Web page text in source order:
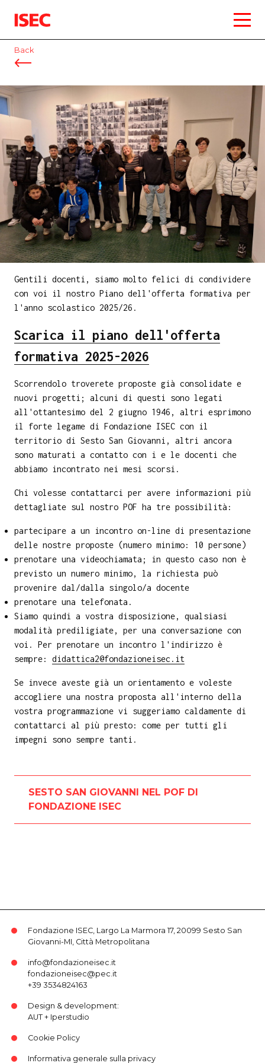
ISEC
Back
Gentili docenti, siamo molto felici di condividere
con voi il nostro Piano dell'offerta formativa per
l'anno scolastico 2025/26.
Scarica il piano dell'offerta
formativa 2025-2026
Scorrendolo troverete proposte già consolidate e
nuovi progetti; alcuni di questi sono legati
all'ottantesimo del 2 giugno 1946, altri esprimono
il forte legame di Fondazione ISEC con il
territorio di Sesto San Giovanni, altri ancora
sono maturati a contatto con i e le docenti che
abbiamo incontrato nei mesi scorsi.
Chi volesse contattarci per avere informazioni più
dettagliate sul nostro POF ha tre possibilità:
partecipare a un incontro on-line di presentazione
delle nostre proposte (numero minimo: 10 persone)
prenotare una videochiamata; in questo caso non è
previsto un numero minimo, la richiesta può
provenire dal/dalla singolo/a docente
prenotare una telefonata.
Siamo quindi a vostra disposizione, qualsiasi
modalità prediligiate, per una conversazione con
voi. Per prenotare un incontro l'indirizzo è
sempre: didattica2@fondazioneisec.it
Se invece aveste già un orientamento e voleste
accogliere una nostra proposta all'interno della
vostra programmazione vi suggeriamo caldamente di
contattarci al più presto: come per tutti gli
impegni sono sempre tanti.
SESTO SAN GIOVANNI NEL POF DI
FONDAZIONE ISEC
Fondazione ISEC, Largo La Marmora 17, 20099 Sesto San
Giovanni-MI, Città Metropolitana
info@fondazioneisec.it
fondazioneisec@pec.it
+39 3534824163
Design & development:
AUT+ Iperstudio
Cookie Policy
Informativa generale sulla privacy